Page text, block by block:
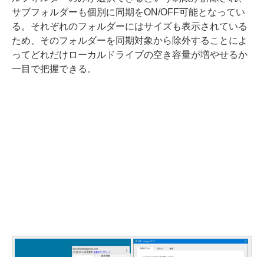
サブフォルダーも個別に同期をON/OFF可能となってい
る。それぞれのフォルダーにはサイズも表示されている
ため、そのフォルダーを同期対象から除外することによ
ってどれだけローカルドライブの空き容量が増やせるか
一目で把握できる。